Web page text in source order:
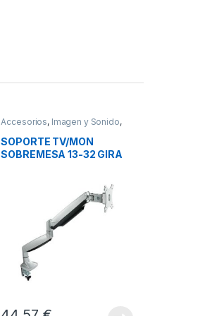
Accesorios, Imagen y Sonido,
SOPORTE TV/MON
SOBREMESA 13-32 GIRA